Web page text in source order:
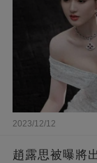
2023/12/12
趙露思被曝將